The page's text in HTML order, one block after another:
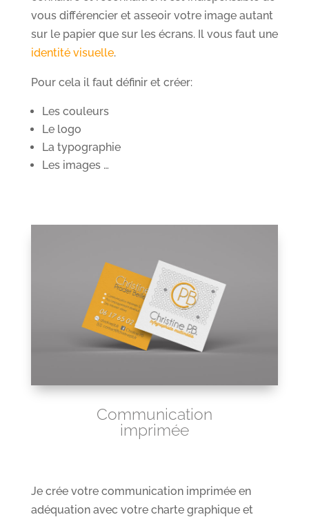
vous différencier et asseoir votre image autant
sur le papier que sur les écrans. Il vous faut une
identité visuelle.
Pour cela il faut définir et créer:
Les couleurs
Le logo
La typographie
Les images …
Communication
imprimée
Je crée votre communication imprimée en
adéquation avec votre charte graphique et